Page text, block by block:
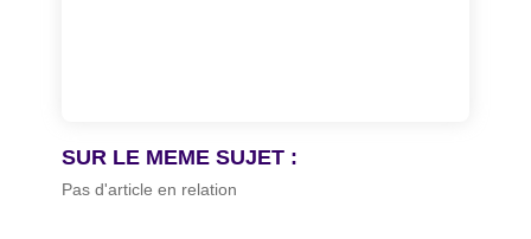
SUR LE MEME SUJET :
Pas d'article en relation